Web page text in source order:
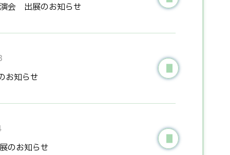
会 出展のお知らせ
お知らせ
のお知らせ